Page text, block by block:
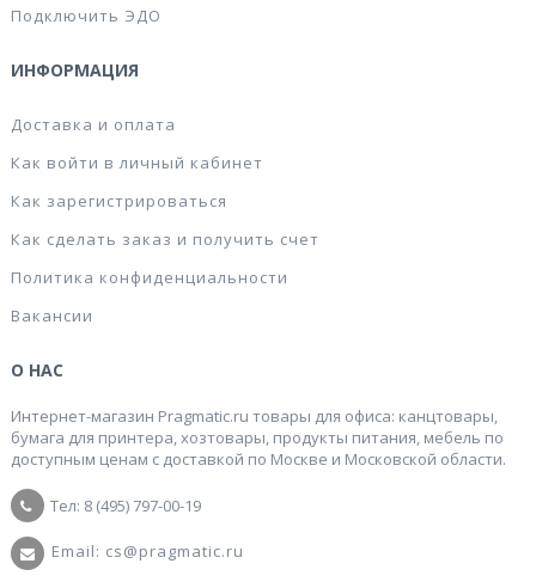
Подключить ЭДО
ИНФОРМАЦИЯ
Доставка и оплата
Как войти в личный кабинет
Как зарегистрироваться
Как сделать заказ и получить счет
Политика конфиденциальности
Вакансии
О НАС
Интернет-магазин Pragmatic.ru товары для офиса: канцтовары,
бумага для принтера, хозтовары, продукты питания, мебель по
доступным ценам с доставкой по Москве и Московской области.
Тел: 8 (495) 797-00-19
Email: cs@pragmatic.ru